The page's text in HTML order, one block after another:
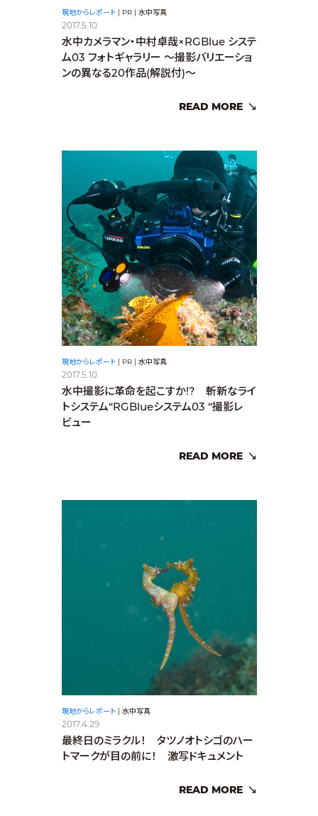
現地からレポート| PR| 水中写真
2017.5.10
水中カメラマン・中村卓哉×RGBlue システ
ム03 フォトギャラリー ～撮影バリエーショ
ンの異なる20作品(解説付)～
READ MORE
現地からレポート| PR| 水中写真
2017.5.10
水中撮影に革命を起こすか!? 斬新なライ
トシステム“RGBlueシステム03 “撮影レ
ビュー
READ MORE
現地からレポート| 水中写真
2017.4.29
最終日のミラクル！ タツノオトシゴのハー
トマークが目の前に！ 激写ドキュメント
READ MORE